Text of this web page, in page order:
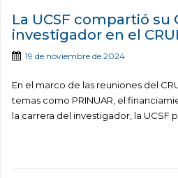
La UCSF compartió su
investigador en el
19 de noviembre de 2024
En el marco de las reuniones del
temas como PRINUAR, el
la carrera del investigador, la UCSF